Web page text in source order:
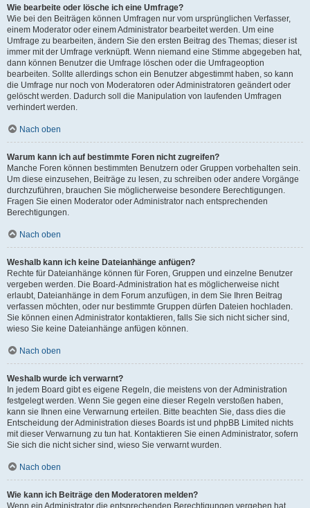
Wie bearbeite oder lösche ich eine Umfrage?
Wie bei den Beiträgen können Umfragen nur vom ursprünglichen Verfasser,
einem Moderator oder einem Administrator bearbeitet werden. Um eine
Umfrage zu bearbeiten, ändern Sie den ersten Beitrag des Themas; dieser ist
immer mit der Umfrage verknüpft. Wenn niemand eine Stimme abgegeben hat,
dann können Benutzer die Umfrage löschen oder die Umfrageoption
bearbeiten. Sollte allerdings schon ein Benutzer abgestimmt haben, so kann
die Umfrage nur noch von Moderatoren oder Administratoren geändert oder
gelöscht werden. Dadurch soll die Manipulation von laufenden Umfragen
verhindert werden.
Nach oben
Warum kann ich auf bestimmte Foren nicht zugreifen?
Manche Foren können bestimmten Benutzern oder Gruppen vorbehalten sein.
Um diese einzusehen, Beiträge zu lesen, zu schreiben oder andere Vorgänge
durchzuführen, brauchen Sie möglicherweise besondere Berechtigungen.
Fragen Sie einen Moderator oder Administrator nach entsprechenden
Berechtigungen.
Nach oben
Weshalb kann ich keine Dateianhänge anfügen?
Rechte für Dateianhänge können für Foren, Gruppen und einzelne Benutzer
vergeben werden. Die Board-Administration hat es möglicherweise nicht
erlaubt, Dateianhänge in dem Forum anzufügen, in dem Sie Ihren Beitrag
verfassen möchten, oder nur bestimmte Gruppen dürfen Dateien hochladen.
Sie können einen Administrator kontaktieren, falls Sie sich nicht sicher sind,
wieso Sie keine Dateianhänge anfügen können.
Nach oben
Weshalb wurde ich verwarnt?
In jedem Board gibt es eigene Regeln, die meistens von der Administration
festgelegt werden. Wenn Sie gegen eine dieser Regeln verstoßen haben,
kann sie Ihnen eine Verwarnung erteilen. Bitte beachten Sie, dass dies die
Entscheidung der Administration dieses Boards ist und phpBB Limited nichts
mit dieser Verwarnung zu tun hat. Kontaktieren Sie einen Administrator, sofern
Sie sich die nicht sicher sind, wieso Sie verwarnt wurden.
Nach oben
Wie kann ich Beiträge den Moderatoren melden?
Wenn ein Administrator die entsprechenden Berechtigungen vergeben hat,